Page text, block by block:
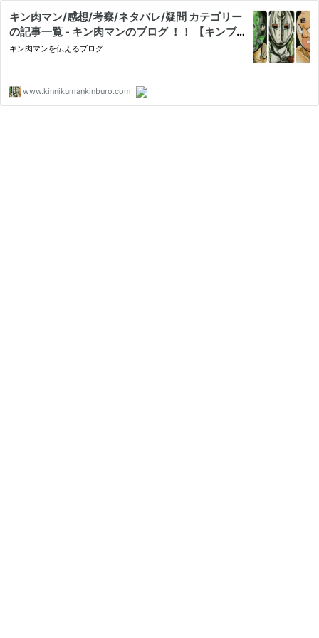
キン肉マン/感想/考察/ネタバレ/疑問 カテゴリー
の記事一覧 - キン肉マンのブログ ！！ 【キンブ
ロ】
キン肉マンを伝えるブログ
www.kinnikumankinburo.com